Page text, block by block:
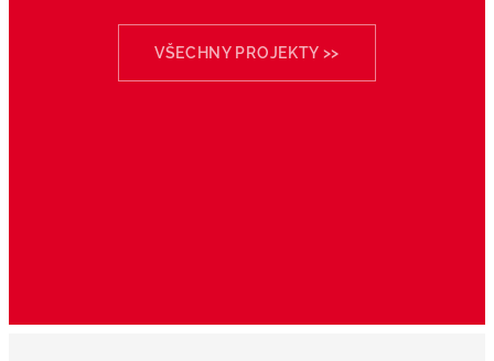
VŠECHNY PROJEKTY >>